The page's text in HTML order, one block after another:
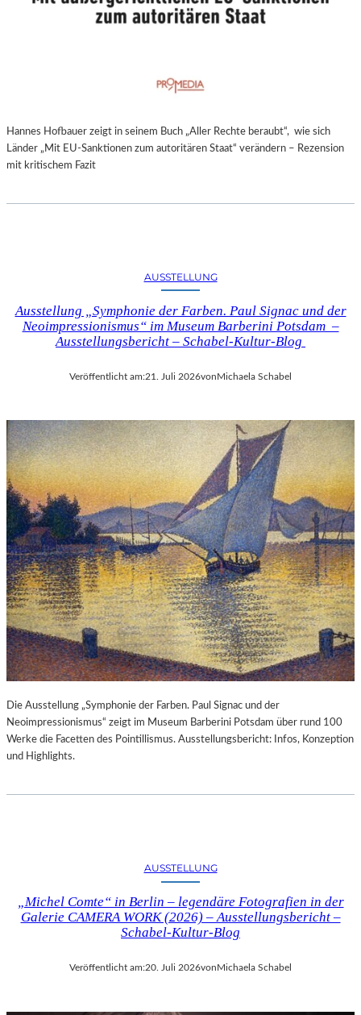
Hannes Hofbauer zeigt in seinem Buch „Aller Rechte beraubt“, wie sich
Länder „Mit EU-Sanktionen zum autoritären Staat“ verändern – Rezension
mit kritischem Fazit
AUSSTELLUNG
Ausstellung „Symphonie der Farben. Paul Signac und der
Neoimpressionismus“ im Museum Barberini Potsdam –
Ausstellungsbericht – Schabel-Kultur-Blog
Veröffentlicht am:21. Juli 2026vonMichaela Schabel
Die Ausstellung „Symphonie der Farben. Paul Signac und der
Neoimpressionismus“ zeigt im Museum Barberini Potsdam über rund 100
Werke die Facetten des Pointillismus. Ausstellungsbericht: Infos, Konzeption
und Highlights.
AUSSTELLUNG
„Michel Comte“ in Berlin – legendäre Fotografien in der
Galerie CAMERA WORK (2026) – Ausstellungsbericht –
Schabel-Kultur-Blog
Veröffentlicht am:20. Juli 2026von Michaela Schabel